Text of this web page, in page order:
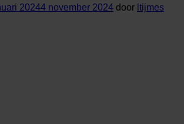
20244 november 2024 door ltijmes